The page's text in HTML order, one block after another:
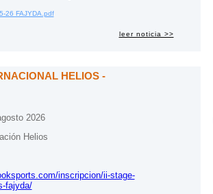
26 FAJYDA.pdf
leer noticia >>
HELIOS -
2026
Helios
inscripcion/ii-stage-
fajyda/